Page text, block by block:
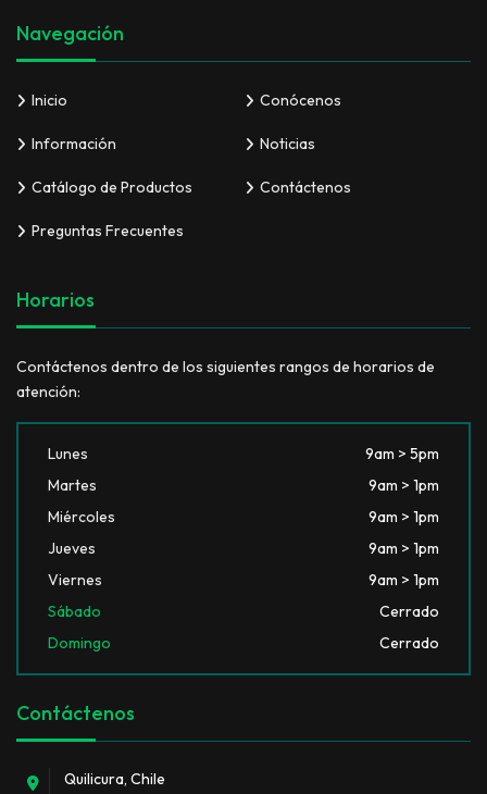
Navegación
Inicio Conócenos
Información Noticias
Catálogo de Productos Contáctenos
Preguntas Frecuentes
Horarios
Contáctenos dentro de los siguientes rangos de horarios de
atención:
Lunes
9am > 5pm
Martes
9am > 1pm
Miércoles
9am > 1pm
Jueves
9am > 1pm
Viernes
9am > 1pm
Sábado
Cerrado
Domingo
Cerrado
Contáctenos
Quilicura, Chile